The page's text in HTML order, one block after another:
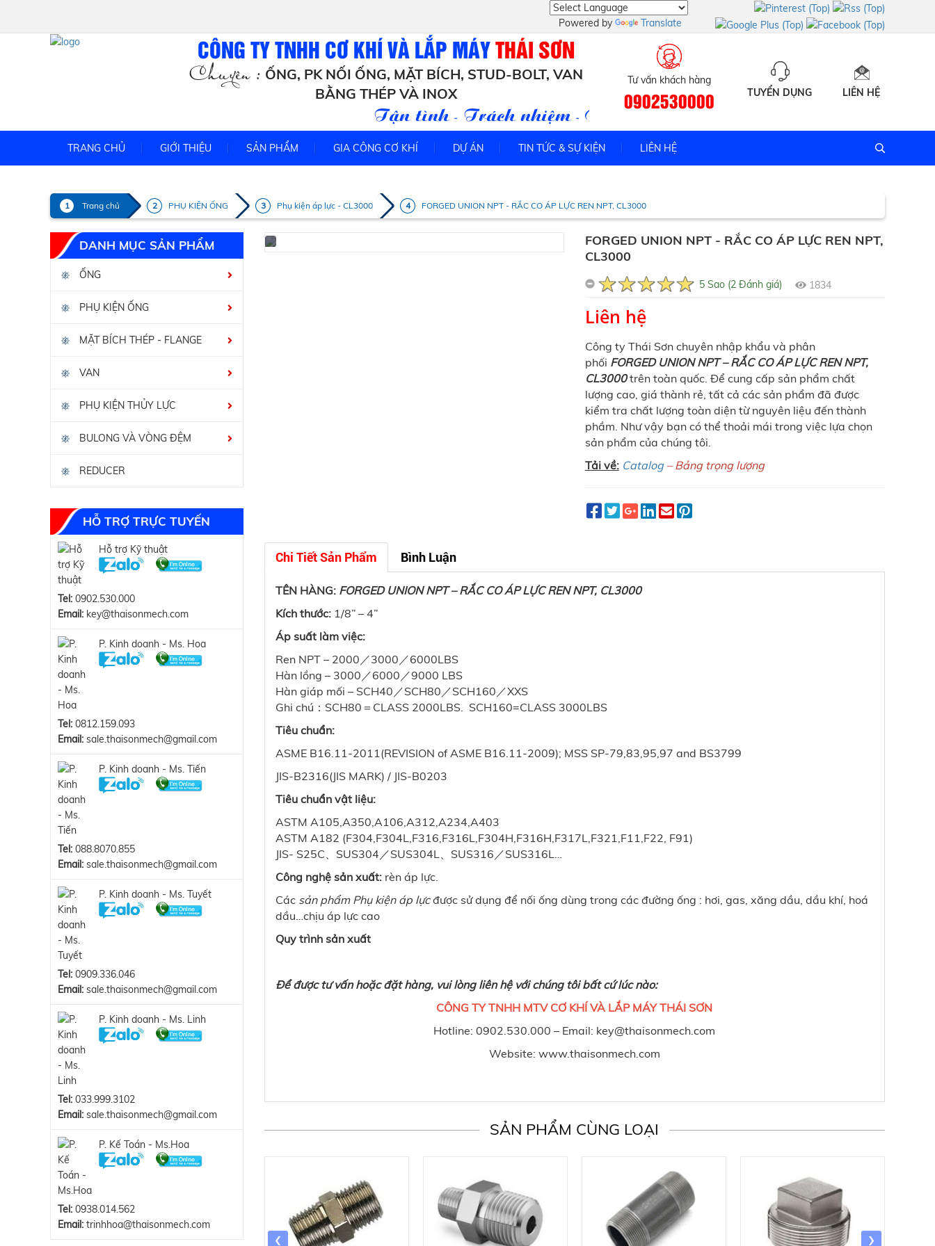
Powered by Translate
CÔNG TY TNHH CƠ KHÍ VÀ LẮP MÁYTHÁI SƠN
Chuyên : ỐNG, PK NỐI ỐNG, MẶT BÍCH, STUD-BOLT, VAN
BẰNG THÉP VÀ INOX
Tận tình - Trách nhiệm - Uy tín
Tư vấn khách hàng
0902530000 TUYỂN DỤNG LIÊN HỆ
TRANG CHỦ GIỚI THIỆU SẢN PHẨM GIA CÔNG CƠ KHÍ DỰ ÁN TIN TỨC & SỰ KIỆN LIÊN HỆ
Trang chủ PHỤ KIỆN ỐNG Phụ kiện áp lực - CL3000 FORGED UNION NPT - RẮC CO ÁP LỰC REN NPT, CL3000
DANH MỤC SẢN PHẨM
ỐNG
PHỤ KIỆN ỐNG
MẶT BÍCH THÉP - FLANGE
VAN
PHỤ KIỆN THỦY LỰC
BULONG VÀ VÒNG ĐỆM
REDUCER
HỖ TRỢ TRỰC TUYẾN
Hỗ trợ Kỹ thuật
Tel: 0902.530.000
Email: key@thaisonmech.com
P. Kinh doanh - Ms. Hoa
Tel: 0812.159.093
Email: sale.thaisonmech@gmail.com
P. Kinh doanh - Ms. Tiến
Tel: 088.8070.855
Email: sale.thaisonmech@gmail.com
P. Kinh doanh - Ms. Tuyết
Tel: 0909.336.046
Email: sale.thaisonmech@gmail.com
P. Kinh doanh - Ms. Linh
Tel: 033.999.3102
Email: sale.thaisonmech@gmail.com
P. Kế Toán - Ms.Hoa
Tel: 0938.014.562
Email: trinhhoa@thaisonmech.com
FORGED UNION NPT - RẮC CO ÁP LỰC REN NPT,
CL3000
5 Sao (2 Đánh giá) 1834
Liên hệ
Công ty Thái Sơn chuyên nhập khẩu và phân
phối FORGED UNION NPT – RẮC CO ÁP LỰC REN NPT,
CL3000 trên toàn quốc. Để cung cấp sản phẩm chất
lượng cao, giá thành rẻ, tất cả các sản phẩm đã được
kiểm tra chất lượng toàn diện từ nguyên liệu đến thành
phầm. Như vậy bạn có thể thoải mái trong việc lựa chọn
sản phẩm của chúng tôi.
Tải về: Catalog–Bảng trọng lượng
Chi Tiết Sản Phẩm Bình Luận
TÊN HÀNG:FORGED UNION NPT – RẮC CO ÁP LỰC REN NPT, CL3000
Kích thước: 1/8” – 4”
Áp suất làm việc:
Ren NPT – 2000／3000／6000LBS
Hàn lồng – 3000／6000／9000 LBS
Hàn giáp mối – SCH40／SCH80／SCH160／XXS
Ghi chú：SCH80＝CLASS 2000LBS. SCH160=CLASS 3000LBS
Tiêu chuẩn:
ASME B16.11-2011(REVISION of ASME B16.11-2009); MSS SP-79,83,95,97 and BS3799
JIS-B2316(JIS MARK) / JIS-B0203
Tiêu chuẩn vật liệu:
ASTM A105,A350,A106,A312,A234,A403
ASTM A182 (F304,F304L,F316,F316L,F304H,F316H,F317L,F321,F11,F22, F91)
JIS- S25C、SUS304／SUS304L、SUS316／SUS316L…
Công nghệ sản xuất: rèn áp lực.
Các sản phẩm Phụ kiện áp lựcđược sử dụng để nối ống dùng trong các đường ống : hơi, gas, xăng dầu, dầu khí, hoá
dầu…chịu áp lực cao
Quy trình sản xuất
Để được tư vấn hoặc đặt hàng, vui lòng liên hệ với chúng tôi bất cứ lúc nào:
CÔNG TY TNHH MTV CƠ KHÍ VÀ LẮP MÁY THÁI SƠN
Hotline: 0902.530.000 – Email: key@thaisonmech.com
Website: www.thaisonmech.com
SẢN PHẨM CÙNG LOẠI
‹ ›